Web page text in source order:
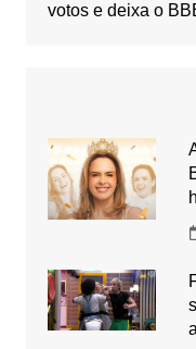
votos e deixa o